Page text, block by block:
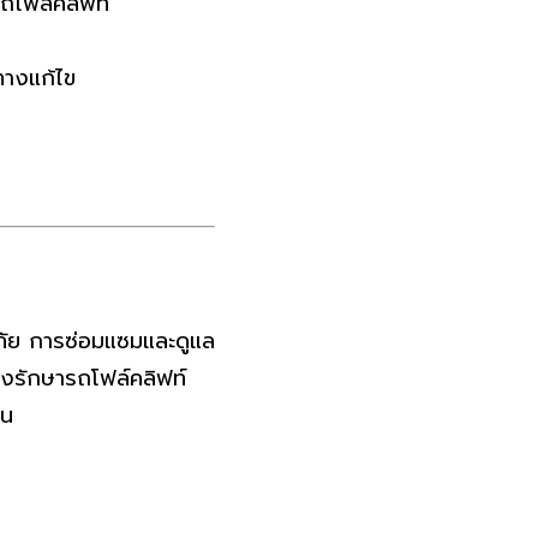
งแก้ไข
การซ่อมแซมและดูแล
รักษารถโฟล์คลิฟท์